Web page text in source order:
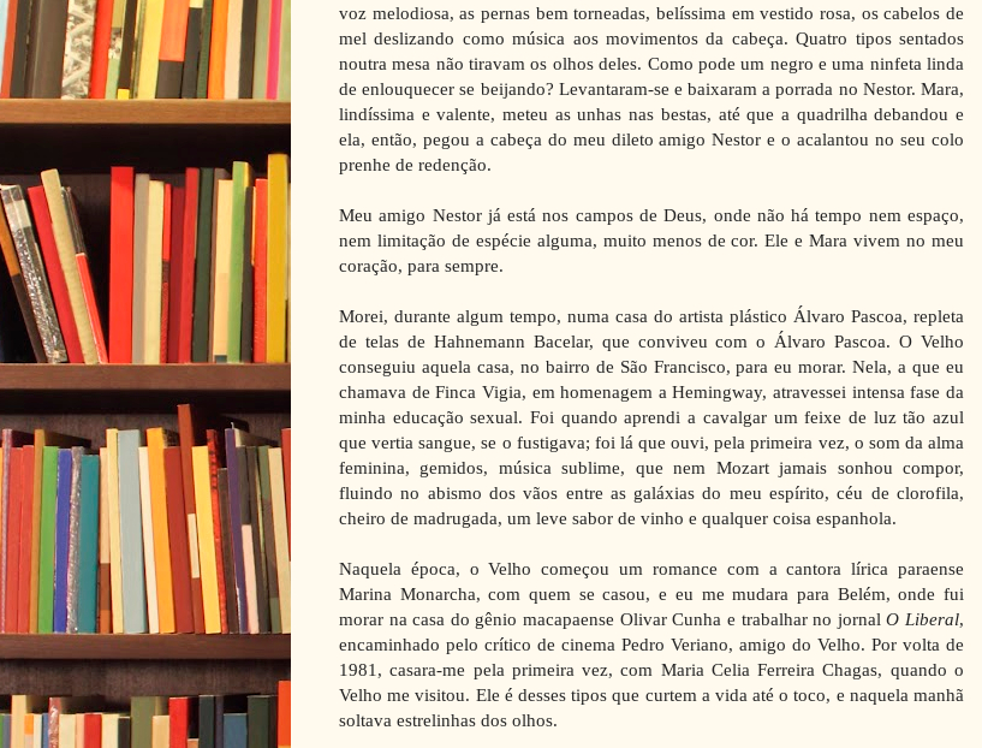
voz melodiosa, as pernas bem torneadas, belíssima em vestido rosa, os cabelos de
mel deslizando como música aos movimentos da cabeça. Quatro tipos sentados
noutra mesa não tiravam os olhos deles. Como pode um negro e uma ninfeta linda
de enlouquecer se beijando? Levantaram-se e baixaram a porrada no Nestor. Mara,
lindíssima e valente, meteu as unhas nas bestas, até que a quadrilha debandou e
ela, então, pegou a cabeça do meu dileto amigo Nestor e o acalantou no seu colo
prenhe de redenção.
Meu amigo Nestor já está nos campos de Deus, onde não há tempo nem espaço,
nem limitação de espécie alguma, muito menos de cor. Ele e Mara vivem no meu
coração, para sempre.
Morei, durante algum tempo, numa casa do artista plástico Álvaro Pascoa, repleta
de telas de Hahnemann Bacelar, que conviveu com o Álvaro Pascoa. O Velho
conseguiu aquela casa, no bairro de São Francisco, para eu morar. Nela, a que eu
chamava de Finca Vigia, em homenagem a Hemingway, atravessei intensa fase da
minha educação sexual. Foi quando aprendi a cavalgar um feixe de luz tão azul
que vertia sangue, se o fustigava; foi lá que ouvi, pela primeira vez, o som da alma
feminina, gemidos, música sublime, que nem Mozart jamais sonhou compor,
fluindo no abismo dos vãos entre as galáxias do meu espírito, céu de clorofila,
cheiro de madrugada, um leve sabor de vinho e qualquer coisa espanhola.
Naquela época, o Velho começou um romance com a cantora lírica paraense
Marina Monarcha, com quem se casou, e eu me mudara para Belém, onde fui
morar na casa do gênio macapaense Olivar Cunha e trabalhar no jornalO Liberal,
encaminhado pelo crítico de cinema Pedro Veriano, amigo do Velho. Por volta de
1981, casara-me pela primeira vez, com Maria Celia Ferreira Chagas, quando o
Velho me visitou. Ele é desses tipos que curtem a vida até o toco, e naquela manhã
soltava estrelinhas dos olhos.